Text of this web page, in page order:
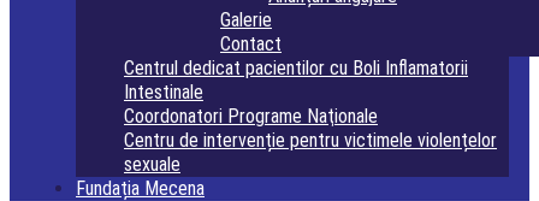
Galerie
Contact
Centrul dedicat pacientilor cu Boli Inflamatorii
Intestinale
Coordonatori Programe Naţionale
Centru de intervenție pentru victimele violențelor
sexuale
Fundația Mecena